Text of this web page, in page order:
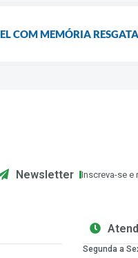
COM MEMÓRIA
Segunda a
Newsletter Inscreva-se